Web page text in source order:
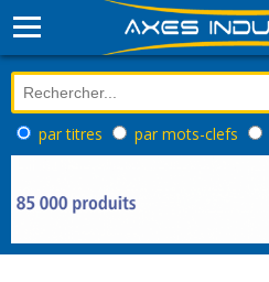
par titres par mots-clefs